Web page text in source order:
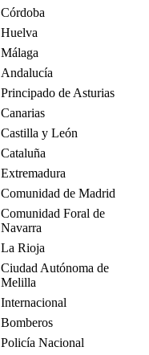
Córdoba
Huelva
Málaga
Andalucía
Principado de Asturias
Canarias
Castilla y León
Cataluña
Extremadura
Comunidad de Madrid
Comunidad Foral de
Navarra
La Rioja
Ciudad Autónoma de
Melilla
Internacional
Bomberos
Policía Nacional